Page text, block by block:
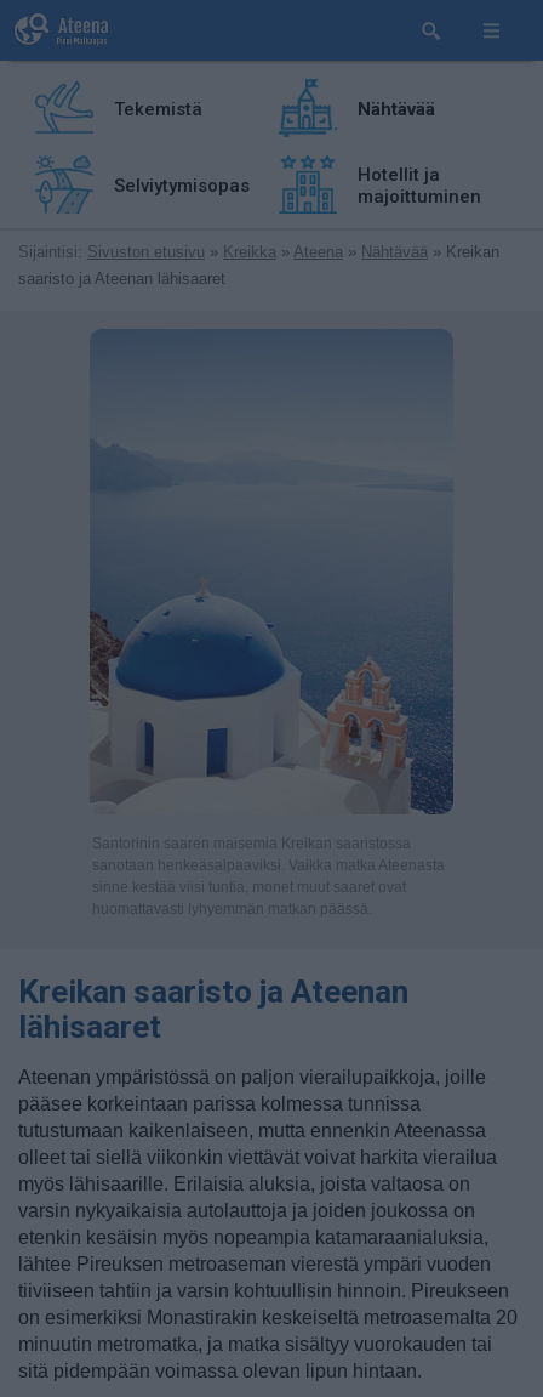
Tekemistä Nähtävää
Selviytymisopas
Hotellit ja
majoittuminen
Sijaintisi: Sivuston etusivu » Kreikka » Ateena » Nähtävää » Kreikan
saaristo ja Ateenan lähisaaret
Santorinin saaren maisemia Kreikan saaristossa
sanotaan henkeäsalpaaviksi. Vaikka matka Ateenasta
sinne kestää viisi tuntia, monet muut saaret ovat
huomattavasti lyhyemmän matkan päässä.
Kreikan saaristo ja Ateenan
lähisaaret
Ateenan ympäristössä on paljon vierailupaikkoja, joille
pääsee korkeintaan parissa kolmessa tunnissa
tutustumaan kaikenlaiseen, mutta ennenkin Ateenassa
olleet tai siellä viikonkin viettävät voivat harkita vierailua
myös lähisaarille. Erilaisia aluksia, joista valtaosa on
varsin nykyaikaisia autolauttoja ja joiden joukossa on
etenkin kesäisin myös nopeampia katamaraanialuksia,
lähtee Pireuksen metroaseman vierestä ympäri vuoden
tiiviiseen tahtiin ja varsin kohtuullisin hinnoin. Pireukseen
on esimerkiksi Monastirakin keskeiseltä metroasemalta 20
minuutin metromatka, ja matka sisältyy vuorokauden tai
sitä pidempään voimassa olevan lipun hintaan.